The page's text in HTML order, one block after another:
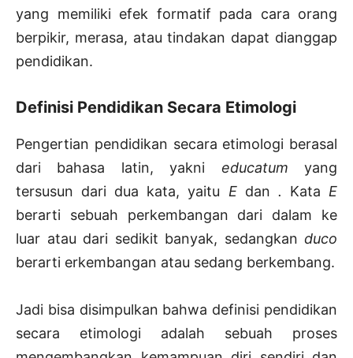
yang memiliki efek formatif pada cara orang
berpikir, merasa, atau tindakan dapat dianggap
pendidikan.
Definisi Pendidikan Secara Etimologi
Pengertian pendidikan secara etimologi berasal
dari bahasa latin, yakni educatum yang
tersusun dari dua kata, yaitu Edan . Kata E
berarti sebuah perkembangan dari dalam ke
luar atau dari sedikit banyak, sedangkan duco
berarti erkembangan atau sedang berkembang.
Jadi bisa disimpulkan bahwa definisi pendidikan
secara etimologi adalah sebuah proses